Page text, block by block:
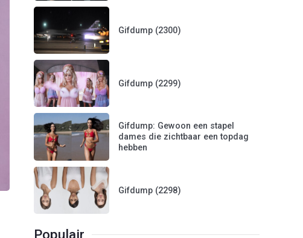
Gifdump (2300)
Gifdump (2299)
Gifdump: Gewoon een stapel
dames die zichtbaar een topdag
hebben
Gifdump (2298)
Populair